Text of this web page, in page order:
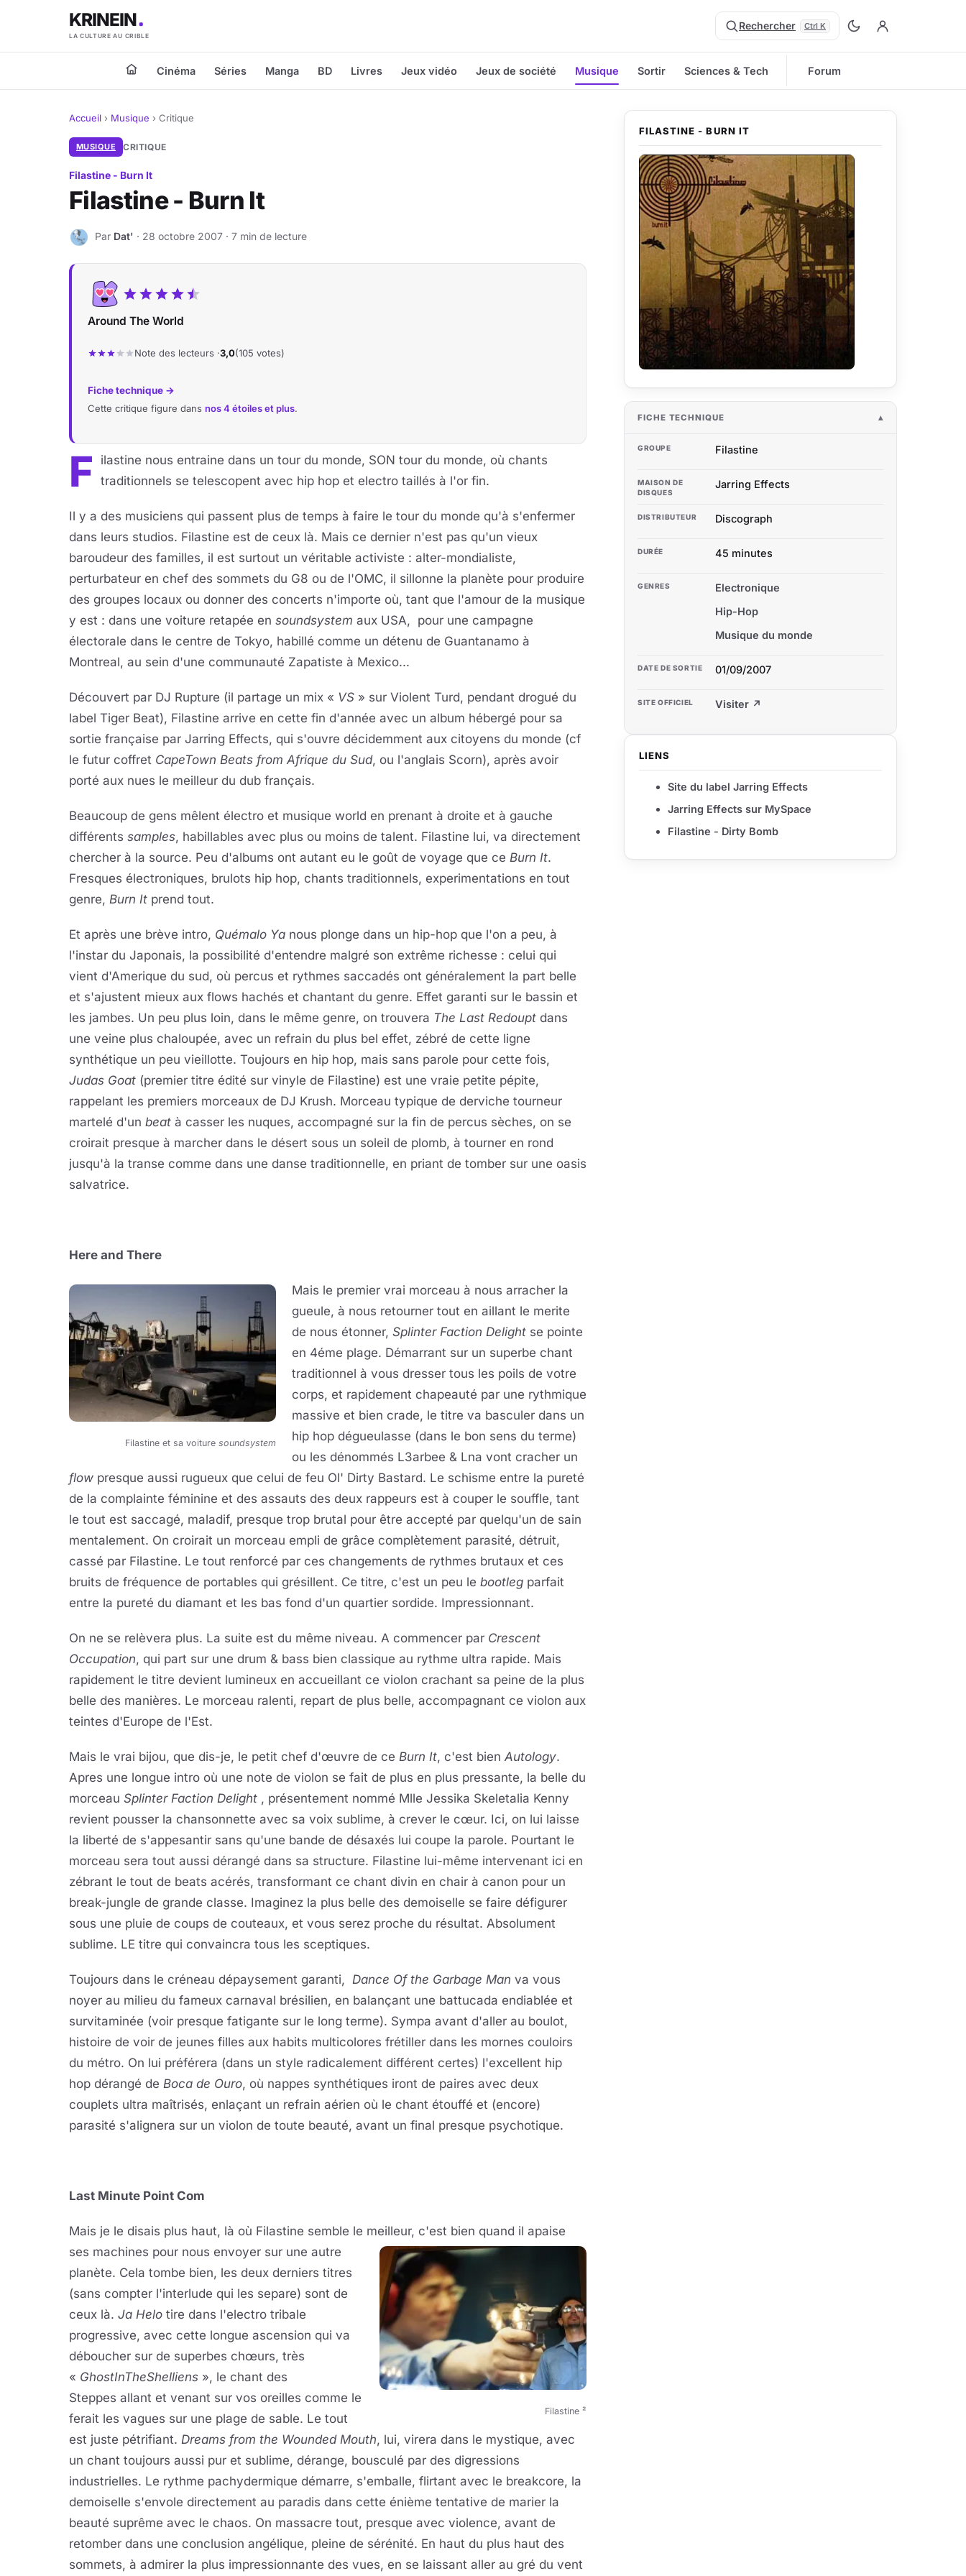
KRINEIN
LA CULTURE AU CRIBLE
Rechercher Ctrl K
Cinéma Séries Manga BD Livres Jeux vidéo Jeux de société Musique Sortir Sciences & Tech Forum
Accueil › Musique › Critique
MUSIQUE CRITIQUE
Filastine - Burn It
Filastine - Burn It
D Par Dat' · 28 octobre 2007 · 7 min de lecture
Around The World
Note des lecteurs ·3,0(105 votes)
Fiche technique →
Cette critique figure dans nos 4 étoiles et plus.
F
ilastine nous entraine dans un tour du monde, SON tour du monde, où chants
traditionnels se telescopent avec hip hop et electro taillés à l'or fin.
Il y a des musiciens qui passent plus de temps à faire le tour du monde qu'à s'enfermer
dans leurs studios. Filastine est de ceux là. Mais ce dernier n'est pas qu'un vieux
baroudeur des familles, il est surtout un véritable activiste : alter-mondialiste,
perturbateur en chef des sommets du G8 ou de l'OMC, il sillonne la planète pour produire
des groupes locaux ou donner des concerts n'importe où, tant que l'amour de la musique
y est : dans une voiture retapée en soundsystem aux USA, pour une campagne
électorale dans le centre de Tokyo, habillé comme un détenu de Guantanamo à
Montreal, au sein d'une communauté Zapatiste à Mexico...
Découvert par DJ Rupture (il partage un mix « VS » sur Violent Turd, pendant drogué du
label Tiger Beat), Filastine arrive en cette fin d'année avec un album hébergé pour sa
sortie française par Jarring Effects, qui s'ouvre décidemment aux citoyens du monde (cf
le futur coffret CapeTown Beats from Afrique du Sud, ou l'anglais Scorn), après avoir
porté aux nues le meilleur du dub français.
Beaucoup de gens mêlent électro et musique world en prenant à droite et à gauche
différents samples, habillables avec plus ou moins de talent. Filastine lui, va directement
chercher à la source. Peu d'albums ont autant eu le goût de voyage que ce Burn It.
Fresques électroniques, brulots hip hop, chants traditionnels, experimentations en tout
genre, Burn It prend tout.
Et après une brève intro, Quémalo Ya nous plonge dans un hip-hop que l'on a peu, à
l'instar du Japonais, la possibilité d'entendre malgré son extrême richesse : celui qui
vient d'Amerique du sud, où percus et rythmes saccadés ont généralement la part belle
et s'ajustent mieux aux flows hachés et chantant du genre. Effet garanti sur le bassin et
les jambes. Un peu plus loin, dans le même genre, on trouvera The Last Redoupt dans
une veine plus chaloupée, avec un refrain du plus bel effet, zébré de cette ligne
synthétique un peu vieillotte. Toujours en hip hop, mais sans parole pour cette fois,
Judas Goat (premier titre édité sur vinyle de Filastine) est une vraie petite pépite,
rappelant les premiers morceaux de DJ Krush. Morceau typique de derviche tourneur
martelé d'un beat à casser les nuques, accompagné sur la fin de percus sèches, on se
croirait presque à marcher dans le désert sous un soleil de plomb, à tourner en rond
jusqu'à la transe comme dans une danse traditionnelle, en priant de tomber sur une oasis
salvatrice.
Here and There
Filastine et sa voiture soundsystem
Mais le premier vrai morceau à nous arracher la
gueule, à nous retourner tout en aillant le merite
de nous étonner, Splinter Faction Delight se pointe
en 4éme plage. Démarrant sur un superbe chant
traditionnel à vous dresser tous les poils de votre
corps, et rapidement chapeauté par une rythmique
massive et bien crade, le titre va basculer dans un
hip hop dégueulasse (dans le bon sens du terme)
ou les dénommés L3arbee & Lna vont cracher un
flow presque aussi rugueux que celui de feu Ol' Dirty Bastard. Le schisme entre la pureté
de la complainte féminine et des assauts des deux rappeurs est à couper le souffle, tant
le tout est saccagé, maladif, presque trop brutal pour être accepté par quelqu'un de sain
mentalement. On croirait un morceau empli de grâce complètement parasité, détruit,
cassé par Filastine. Le tout renforcé par ces changements de rythmes brutaux et ces
bruits de fréquence de portables qui grésillent. Ce titre, c'est un peu le bootleg parfait
entre la pureté du diamant et les bas fond d'un quartier sordide. Impressionnant.
On ne se relèvera plus. La suite est du même niveau. A commencer par Crescent
Occupation, qui part sur une drum & bass bien classique au rythme ultra rapide. Mais
rapidement le titre devient lumineux en accueillant ce violon crachant sa peine de la plus
belle des manières. Le morceau ralenti, repart de plus belle, accompagnant ce violon aux
teintes d'Europe de l'Est.
Mais le vrai bijou, que dis-je, le petit chef d'œuvre de ce Burn It, c'est bien Autology.
Apres une longue intro où une note de violon se fait de plus en plus pressante, la belle du
morceau Splinter Faction Delight , présentement nommé Mlle Jessika Skeletalia Kenny
revient pousser la chansonnette avec sa voix sublime, à crever le cœur. Ici, on lui laisse
la liberté de s'appesantir sans qu'une bande de désaxés lui coupe la parole. Pourtant le
morceau sera tout aussi dérangé dans sa structure. Filastine lui-même intervenant ici en
zébrant le tout de beats acérés, transformant ce chant divin en chair à canon pour un
break-jungle de grande classe. Imaginez la plus belle des demoiselle se faire défigurer
sous une pluie de coups de couteaux, et vous serez proche du résultat. Absolument
sublime. LE titre qui convaincra tous les sceptiques.
Toujours dans le créneau dépaysement garanti, Dance Of the Garbage Man va vous
noyer au milieu du fameux carnaval brésilien, en balançant une battucada endiablée et
survitaminée (voir presque fatigante sur le long terme). Sympa avant d'aller au boulot,
histoire de voir de jeunes filles aux habits multicolores frétiller dans les mornes couloirs
du métro. On lui préférera (dans un style radicalement différent certes) l'excellent hip
hop dérangé de Boca de Ouro, où nappes synthétiques iront de paires avec deux
couplets ultra maîtrisés, enlaçant un refrain aérien où le chant étouffé et (encore)
parasité s'alignera sur un violon de toute beauté, avant un final presque psychotique.
Last Minute Point Com
Mais je le disais plus haut, là où Filastine semble le meilleur, c'est bien quand il
Filastine ²
apaise
ses machines pour nous envoyer sur une autre
planète. Cela tombe bien, les deux derniers titres
(sans compter l'interlude qui les separe) sont de
ceux là. Ja Helo tire dans l'electro tribale
progressive, avec cette longue ascension qui va
déboucher sur de superbes chœurs, très
« GhostInTheShelliens », le chant des
Steppes allant et venant sur vos oreilles comme le
ferait les vagues sur une plage de sable. Le tout
est juste pétrifiant. Dreams from the Wounded Mouth, lui, virera dans le mystique, avec
un chant toujours aussi pur et sublime, dérange, bousculé par des digressions
industrielles. Le rythme pachydermique démarre, s'emballe, flirtant avec le breakcore, la
demoiselle s'envole directement au paradis dans cette énième tentative de marier la
beauté suprême avec le chaos. On massacre tout, presque avec violence, avant de
retomber dans une conclusion angélique, pleine de sérénité. En haut du plus haut des
sommets, à admirer la plus impressionnante des vues, en se laissant aller au gré du vent
FILASTINE - BURN IT
FICHE TECHNIQUE
GROUPE Filastine
MAISON DE
DISQUES
Jarring Effects
DISTRIBUTEUR Discograph
DURÉE 45 minutes
GENRES
Electronique
Hip-Hop
Musique du monde
DATE DE SORTIE 01/09/2007
SITE OFFICIEL Visiter ↗
LIENS
Site du label Jarring Effects
Jarring Effects sur MySpace
Filastine - Dirty Bomb